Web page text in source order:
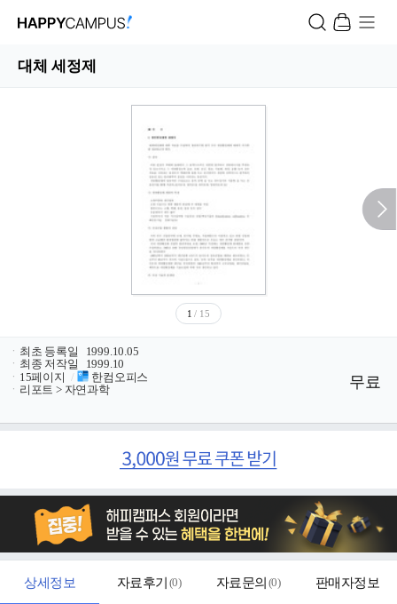
대체 세정제
1 / 15
ㆍ 최초 등록일
1999.10.05
ㆍ 최종 저작일
1999.10
ㆍ 15페이지 /
한컴오피스
ㆍ 리포트 > 자연과학 무료
상세정보 자료후기 (0) 자료문의 (0) 판매자정보